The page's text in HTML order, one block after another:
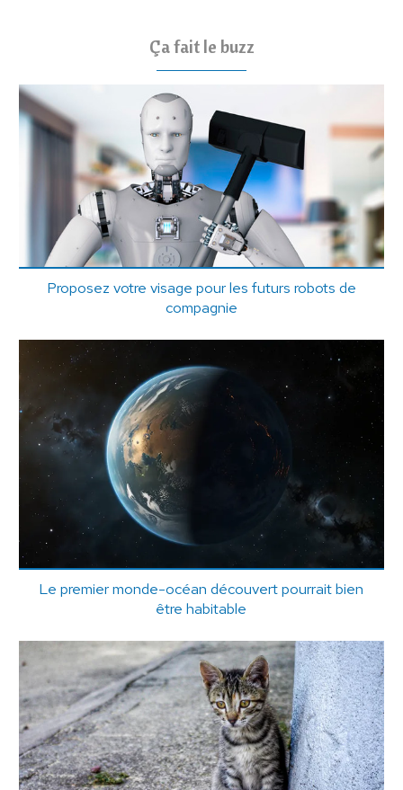
Ça fait le buzz
Proposez votre visage pour les futurs robots de
compagnie
Le premier monde-océan découvert pourrait bien
être habitable